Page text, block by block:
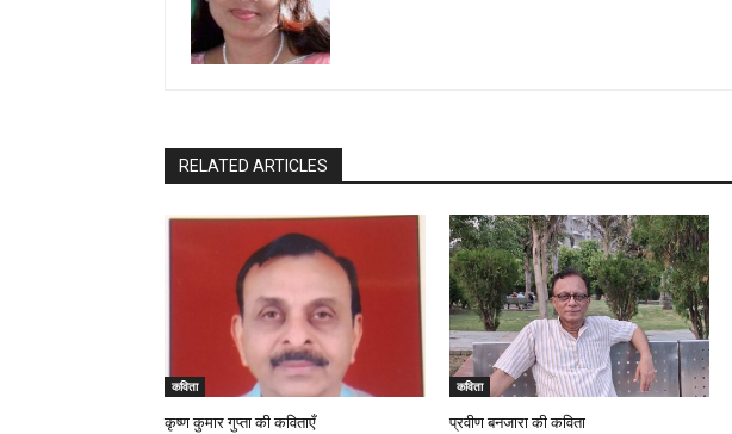
RELATED ARTICLES
कविता
कृष्ण कुमार गुप्ता की कविताएँ
कविता
प्रवीण बनजारा की कविता